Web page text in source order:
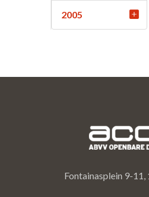
2005
Fontainasplein 9-11,